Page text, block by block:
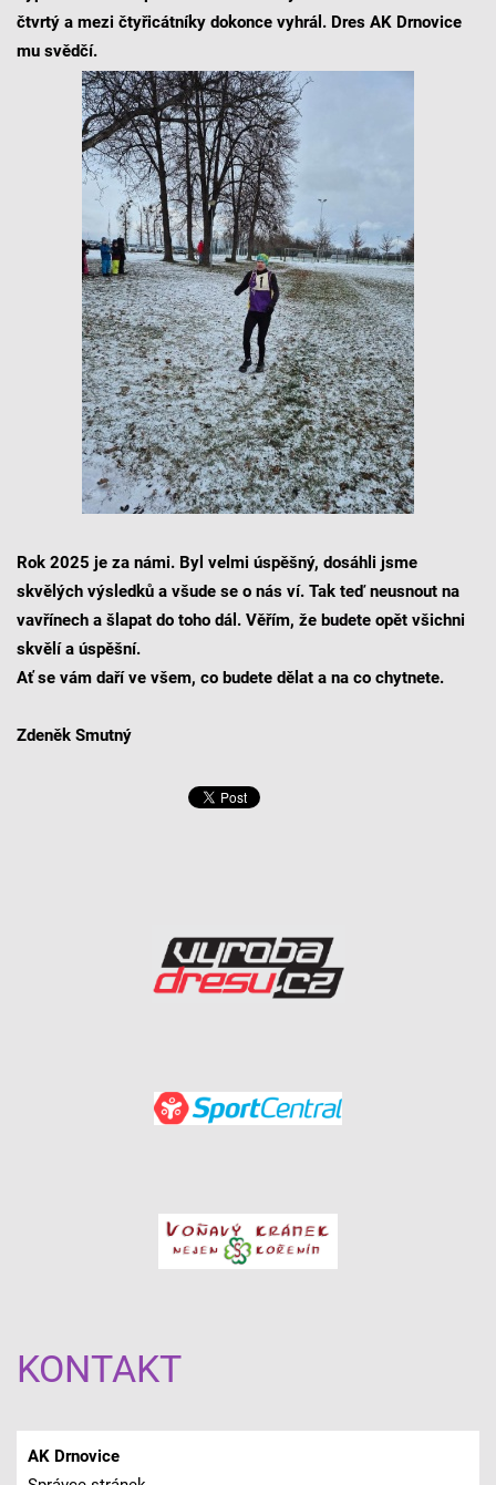
čtvrtý a mezi čtyřicátníky dokonce vyhrál. Dres AK Drnovice
mu svědčí.
Rok 2025 je za námi. Byl velmi úspěšný, dosáhli jsme
skvělých výsledků a všude se o nás ví. Tak teď neusnout na
vavřínech a šlapat do toho dál. Věřím, že budete opět všichni
skvělí a úspěšní.
Ať se vám daří ve všem, co budete dělat a na co chytnete.
Zdeněk Smutný
KONTAKT
AK Drnovice